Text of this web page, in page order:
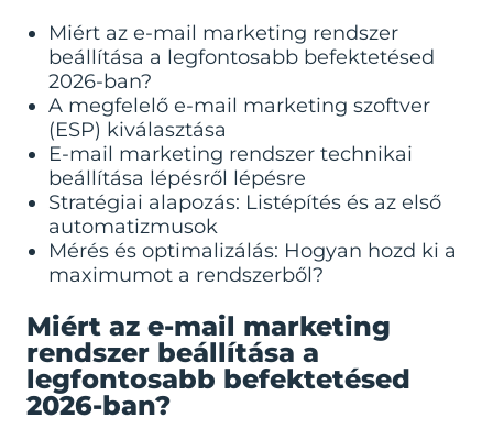
Miért az e-mail marketing rendszer
beállítása a legfontosabb befektetésed
2026-ban?
A megfelelő e-mail marketing szoftver
(ESP) kiválasztása
E-mail marketing rendszer technikai
beállítása lépésről lépésre
Stratégiai alapozás: Listépítés és az első
automatizmusok
Mérés és optimalizálás: Hogyan hozd ki a
maximumot a rendszerből?
Miért az e-mail marketing
rendszer beállítása a
legfontosabb befektetésed
2026-ban?